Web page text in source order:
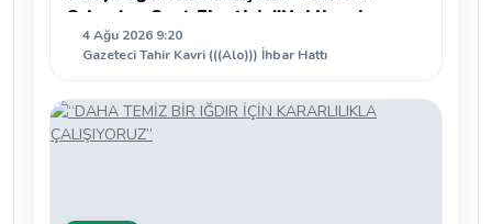
Odası'na Sert Eleştiri: "Nakliyeci
Sahipsiz Bırakılamaz"
4 Ağu 2026 9:20
Gazeteci Tahir Kavri (((Alo))) İhbar Hattı